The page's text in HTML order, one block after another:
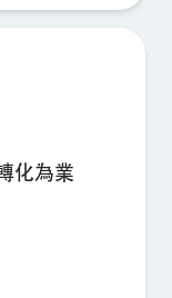
化為業